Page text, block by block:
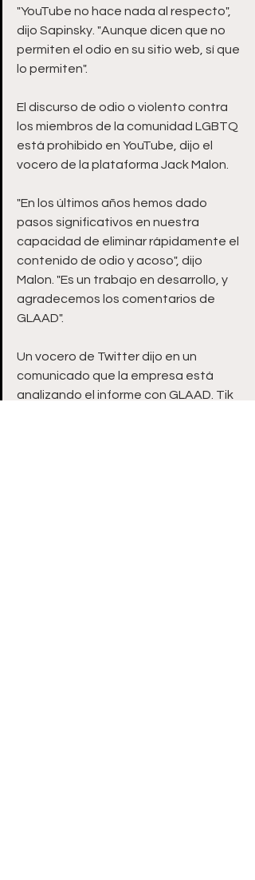
"YouTube no hace nada al respecto",
dijo Sapinsky. "Aunque dicen que no
permiten el odio en su sitio web, sí que
lo permiten".
El discurso de odio o violento contra
los miembros de la comunidad LGBTQ
está prohibido en YouTube, dijo el
vocero de la plataforma Jack Malon.
"En los últimos años hemos dado
pasos significativos en nuestra
capacidad de eliminar rápidamente el
contenido de odio y acoso", dijo
Malon. "Es un trabajo en desarrollo, y
agradecemos los comentarios de
GLAAD".
Un vocero de Twitter dijo en un
comunicado que la empresa está
analizando el informe con GLAAD. Tik